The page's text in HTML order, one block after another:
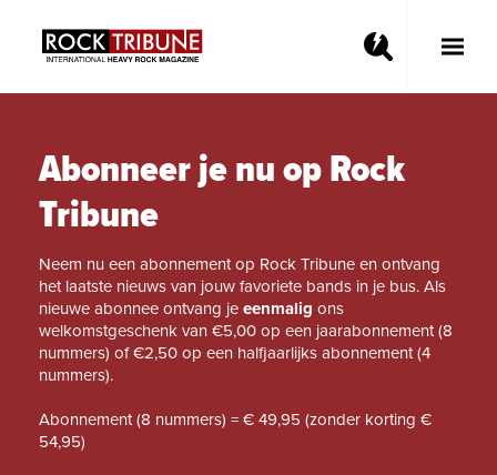
Toggle
Abonneer je nu op Rock
Tribune
Neem nu een abonnement op Rock Tribune en ontvang
het laatste nieuws van jouw favoriete bands in je bus. Als
nieuwe abonnee ontvang je eenmalig ons
welkomstgeschenk van €5,00 op een jaarabonnement (8
nummers) of €2,50 op een halfjaarlijks abonnement (4
nummers).
Abonnement (8 nummers) = € 49,95 (zonder korting €
54,95)